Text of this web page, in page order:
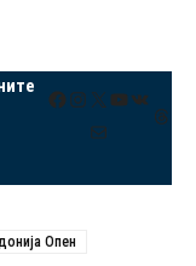
Facebook
Instagram
X YouTube
VK
Mail
Опен